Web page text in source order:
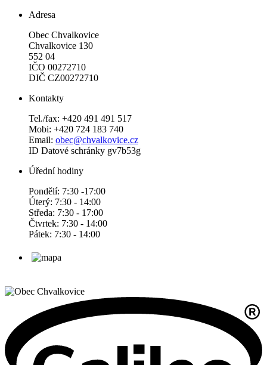
Adresa
Obec Chvalkovice
Chvalkovice 130
552 04
IČO 00272710
DIČ CZ00272710
Kontakty
Tel./fax: +420 491 491 517
Mobi: +420 724 183 740
Email: obec@chvalkovice.cz
ID Datové schránky gv7b53g
Úřední hodiny
Pondělí: 7:30 -17:00
Úterý: 7:30 - 14:00
Středa: 7:30 - 17:00
Čtvrtek: 7:30 - 14:00
Pátek: 7:30 - 14:00